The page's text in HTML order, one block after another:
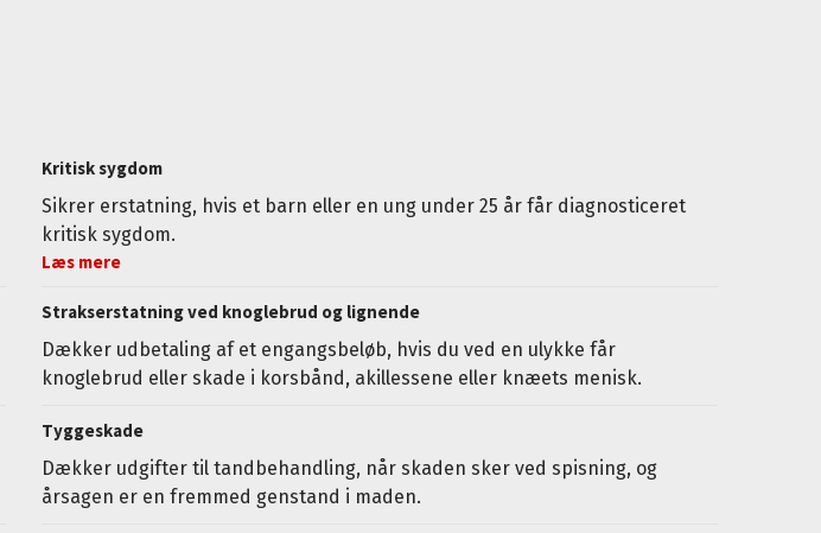
Kritisk sygdom
Sikrer erstatning, hvis et barn eller en ung under 25 år får diagnosticeret
kritisk sygdom.
Læs mere
Strakserstatning ved knoglebrud og lignende
Dækker udbetaling af et engangsbeløb, hvis du ved en ulykke får
knoglebrud eller skade i korsbånd, akillessene eller knæets menisk.
Tyggeskade
Dækker udgifter til tandbehandling, når skaden sker ved spisning, og
årsagen er en fremmed genstand i maden.